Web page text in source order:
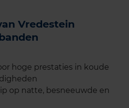
Vredestein
hoge prestaties in koude
op natte, besneeuwde en